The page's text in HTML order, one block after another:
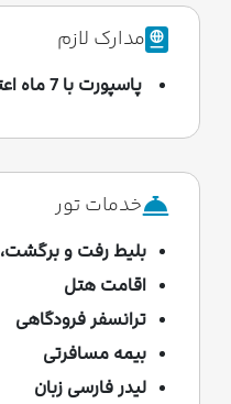
مدارک لازم
پاسپورت با 7 ماه اعتبار
خدمات تور
بلیط رفت و برگشت،
اقامت هتل
ترانسفر فرودگاهی
بیمه مسافرتی
لیدر فارسی زبان